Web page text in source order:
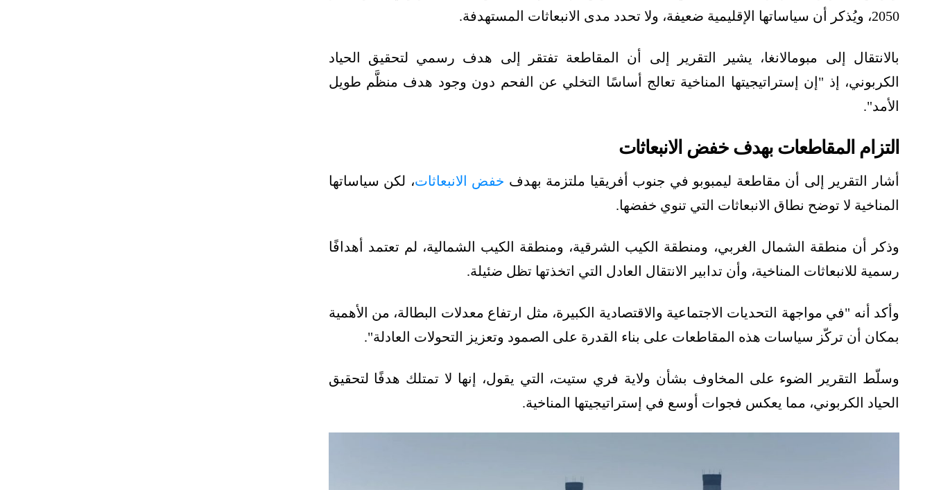
2050، ويُذكر أن سياساتها الإقليمية ضعيفة، ولا تحدد مدى الانبعاثات المستهدفة.
بالانتقال إلى مبومالانغا، يشير التقرير إلى أن المقاطعة تفتقر إلى هدف رسمي لتحقيق الحياد
الكربوني، إذ "إن إستراتيجيتها المناخية تعالج أساسًا التخلي عن الفحم دون وجود هدف منظَّم طويل
الأمد".
التزام المقاطعات بهدف خفض الانبعاثات
أشار التقرير إلى أن مقاطعة ليمبوبو في جنوب أفريقيا ملتزمة بهدف خفض الانبعاثات، لكن سياساتها
المناخية لا توضح نطاق الانبعاثات التي تنوي خفضها.
وذكر أن منطقة الشمال الغربي، ومنطقة الكيب الشرقية، ومنطقة الكيب الشمالية، لم تعتمد أهدافًا
رسمية للانبعاثات المناخية، وأن تدابير الانتقال العادل التي اتخذتها تظل ضئيلة.
وأكد أنه "في مواجهة التحديات الاجتماعية والاقتصادية الكبيرة، مثل ارتفاع معدلات البطالة، من الأهمية
بمكان أن تركّز سياسات هذه المقاطعات على بناء القدرة على الصمود وتعزيز التحولات العادلة".
وسلّط التقرير الضوء على المخاوف بشأن ولاية فري ستيت، التي يقول، إنها لا تمتلك هدفًا لتحقيق
الحياد الكربوني، مما يعكس فجوات أوسع في إستراتيجيتها المناخية.